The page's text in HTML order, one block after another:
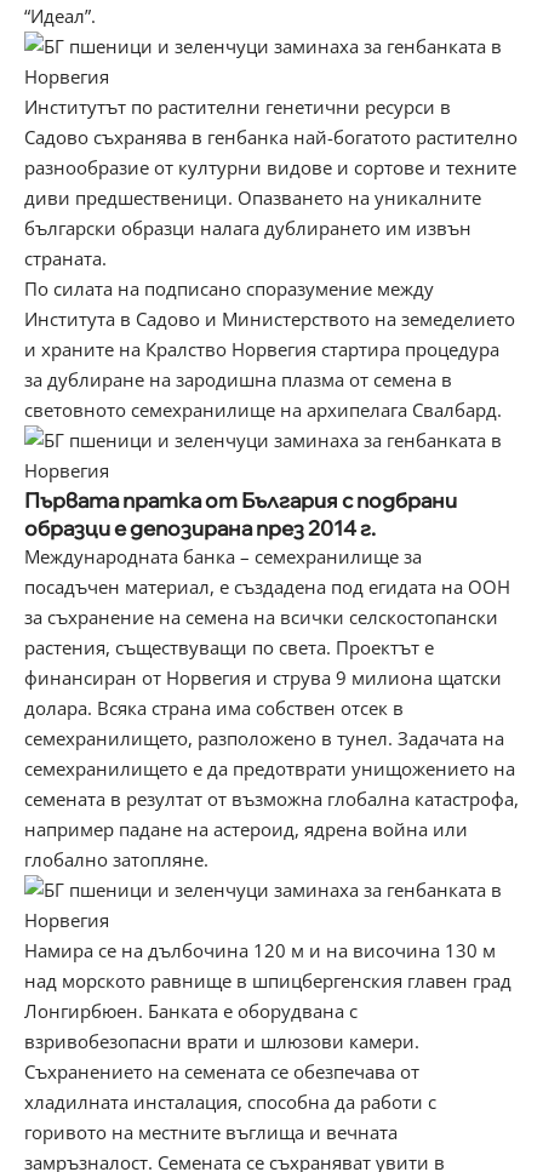
“Идеал”.
Институтът по растителни генетични ресурси в
Садово съхранява в генбанка най-богатото растително
разнообразие от културни видове и сортове и техните
диви предшественици. Опазването на уникалните
български образци налага дублирането им извън
страната.
По силата на подписано споразумение между
Института в Садово и Министерството на земеделието
и храните на Кралство Норвегия стартира процедура
за дублиране на зародишна плазма от семена в
световното семехранилище на архипелага Свалбард.
Първата пратка от България с подбрани
образци е депозирана през 2014 г.
Международната банка – семехранилище за
посадъчен материал, е създадена под егидата на ООН
за съхранение на семена на всички селскостопански
растения, съществуващи по света. Проектът е
финансиран от Норвегия и струва 9 милиона щатски
долара. Всяка страна има собствен отсек в
семехранилището, разположено в тунел. Задачата на
семехранилището е да предотврати унищожението на
семената в резултат от възможна глобална катастрофа,
например падане на астероид, ядрена война или
глобално затопляне.
Намира се на дълбочина 120 м и на височина 130 м
над морското равнище в шпицбергенския главен град
Лонгирбюен. Банката е оборудвана с
взривобезопасни врати и шлюзови камери.
Съхранението на семената се обезпечава от
хладилната инсталация, способна да работи с
горивото на местните въглища и вечната
замръзналост. Семената се съхраняват увити в